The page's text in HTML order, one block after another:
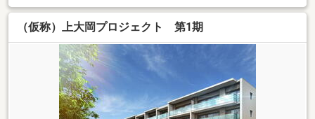
（仮称）上大岡プロジェクト 第1期